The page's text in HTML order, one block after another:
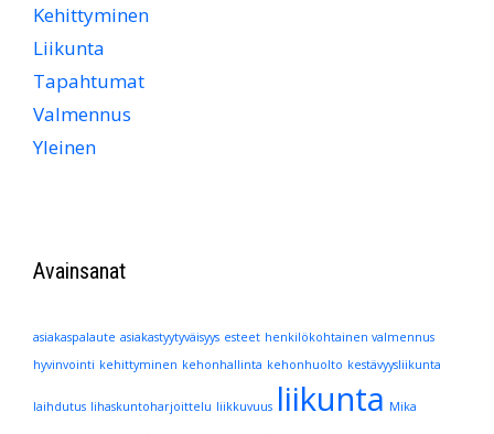
Kehittyminen
Liikunta
Tapahtumat
Valmennus
Yleinen
Avainsanat
asiakaspalaute asiakastyytyväisyys esteet henkilökohtainen valmennus
hyvinvointi kehittyminen kehonhallinta kehonhuolto kestävyysliikunta
laihdutus lihaskuntoharjoittelu liikkuvuus liikunta Mika